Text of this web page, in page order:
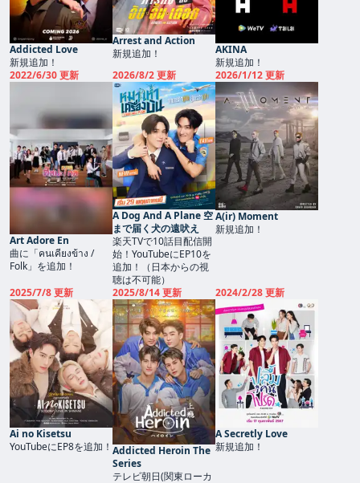
Addicted Love
新規追加！
Arrest and Action
新規追加！
AKINA
新規追加！
2022/6/30 更新
Art Adore En
曲に「คนเคียงข้าง /
Folk」を追加！
2026/8/2 更新
A Dog And A Plane 空
まで届く犬の遠吠え
楽天TVで10話目配信開
始！YouTubeにEP10を
追加！（日本からの視
聴は不可能）
2026/1/12 更新
A(ir) Moment
新規追加！
2025/7/8 更新
Ai no Kisetsu
YouTubeにEP8を追加！
2025/8/14 更新
Addicted Heroin The
Series
テレビ朝日(関東ローカ
2024/2/28 更新
A Secretly Love
新規追加！